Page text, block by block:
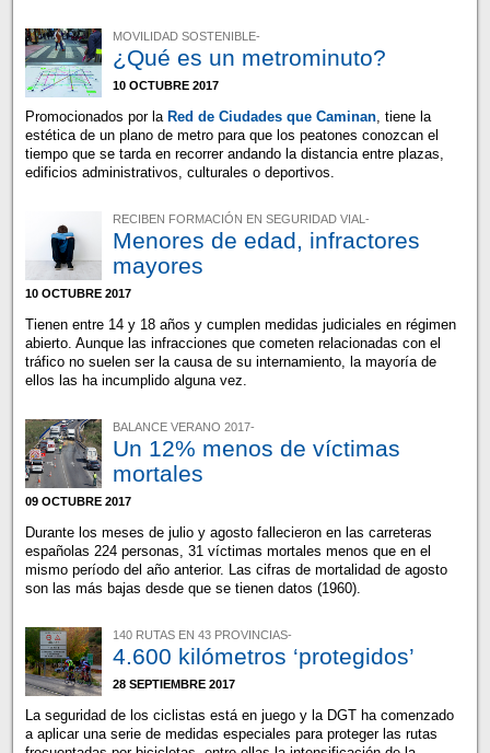
MOVILIDAD SOSTENIBLE-
¿Qué es un metrominuto?
10 OCTUBRE 2017
Promocionados por la Red de Ciudades que Caminan, tiene la
estética de un plano de metro para que los peatones conozcan el
tiempo que se tarda en recorrer andando la distancia entre plazas,
edificios administrativos, culturales o deportivos.
RECIBEN FORMACIÓN EN SEGURIDAD VIAL-
Menores de edad, infractores
mayores
10 OCTUBRE 2017
Tienen entre 14 y 18 años y cumplen medidas judiciales en régimen
abierto. Aunque las infracciones que cometen relacionadas con el
tráfico no suelen ser la causa de su internamiento, la mayoría de
ellos las ha incumplido alguna vez.
BALANCE VERANO 2017-
Un 12% menos de víctimas
mortales
09 OCTUBRE 2017
Durante los meses de julio y agosto fallecieron en las carreteras
españolas 224 personas, 31 víctimas mortales menos que en el
mismo período del año anterior. Las cifras de mortalidad de agosto
son las más bajas desde que se tienen datos (1960).
140 RUTAS EN 43 PROVINCIAS-
4.600 kilómetros ‘protegidos’
28 SEPTIEMBRE 2017
La seguridad de los ciclistas está en juego y la DGT ha comenzado
a aplicar una serie de medidas especiales para proteger las rutas